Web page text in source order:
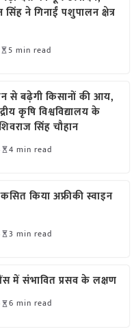
ने गिनाईं पशुपालन क्षेत्र
5 min read
से बढ़ेगी किसानों की आय,
कृषि विश्वविद्यालय के
सिंह चौहान
4 min read
किया अफ्रीकी स्वाइन
3 min read
में संभावित प्रसव के लक्षण
6 min read